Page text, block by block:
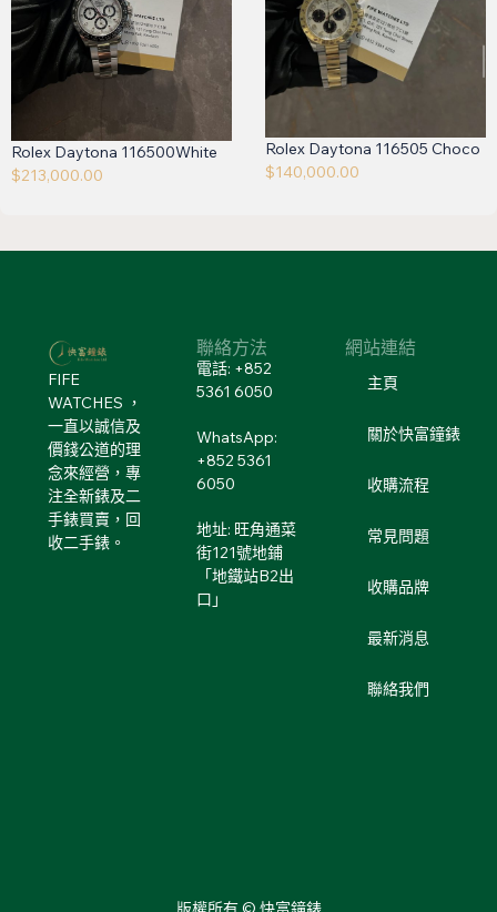
Rolex Daytona 116500White
$213,000.00
Rolex Daytona 116505 Choco
$140,000.00
FIFE
WATCHES ，
一直以誠信及
價錢公道的理
念來經營，專
注全新錶及二
手錶買賣，回
收二手錶。
聯絡方法
電話: +852
5361 6050
WhatsApp:
+852 5361
6050
地址: 旺角通菜
街121號地鋪
「地鐵站B2出
口」
網站連結
主頁
關於快富鐘錶
收購流程
常見問題
收購品牌
最新消息
聯絡我們